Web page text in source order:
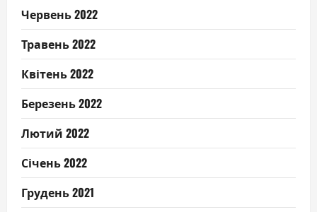
Червень 2022
Травень 2022
Квітень 2022
Березень 2022
Лютий 2022
Січень 2022
Грудень 2021